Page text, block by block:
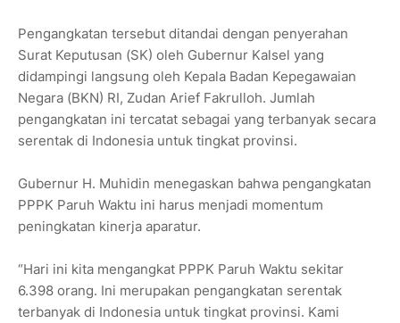
Pengangkatan tersebut ditandai dengan penyerahan
Surat Keputusan (SK) oleh Gubernur Kalsel yang
didampingi langsung oleh Kepala Badan Kepegawaian
Negara (BKN) RI, Zudan Arief Fakrulloh. Jumlah
pengangkatan ini tercatat sebagai yang terbanyak secara
serentak di Indonesia untuk tingkat provinsi.
Gubernur H. Muhidin menegaskan bahwa pengangkatan
PPPK Paruh Waktu ini harus menjadi momentum
peningkatan kinerja aparatur.
“Hari ini kita mengangkat PPPK Paruh Waktu sekitar
6.398 orang. Ini merupakan pengangkatan serentak
terbanyak di Indonesia untuk tingkat provinsi. Kami